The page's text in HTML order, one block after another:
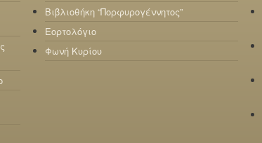
Βιβλιοθήκη “Πορφυρογέννητος”
Εορτολόγιο
Φωνή Κυρίου